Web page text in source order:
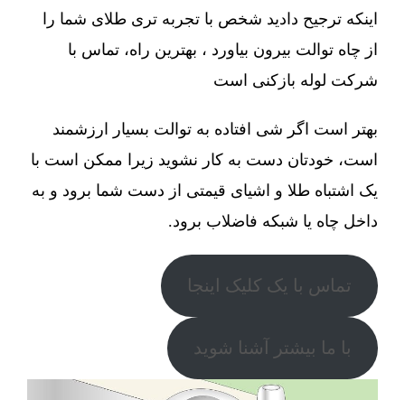
اینکه ترجیح دادید شخص با تجربه تری طلای شما را
از چاه توالت بیرون بیاورد ، بهترین راه، تماس با
شرکت لوله بازکنی است
بهتر است اگر شی افتاده به توالت بسیار ارزشمند
است، خودتان دست به کار نشوید زیرا ممکن است با
یک اشتباه طلا و اشیای قیمتی از دست شما برود و به
داخل چاه یا شبکه فاضلاب برود.
تماس با یک کلیک اینجا
با ما بیشتر آشنا شوید